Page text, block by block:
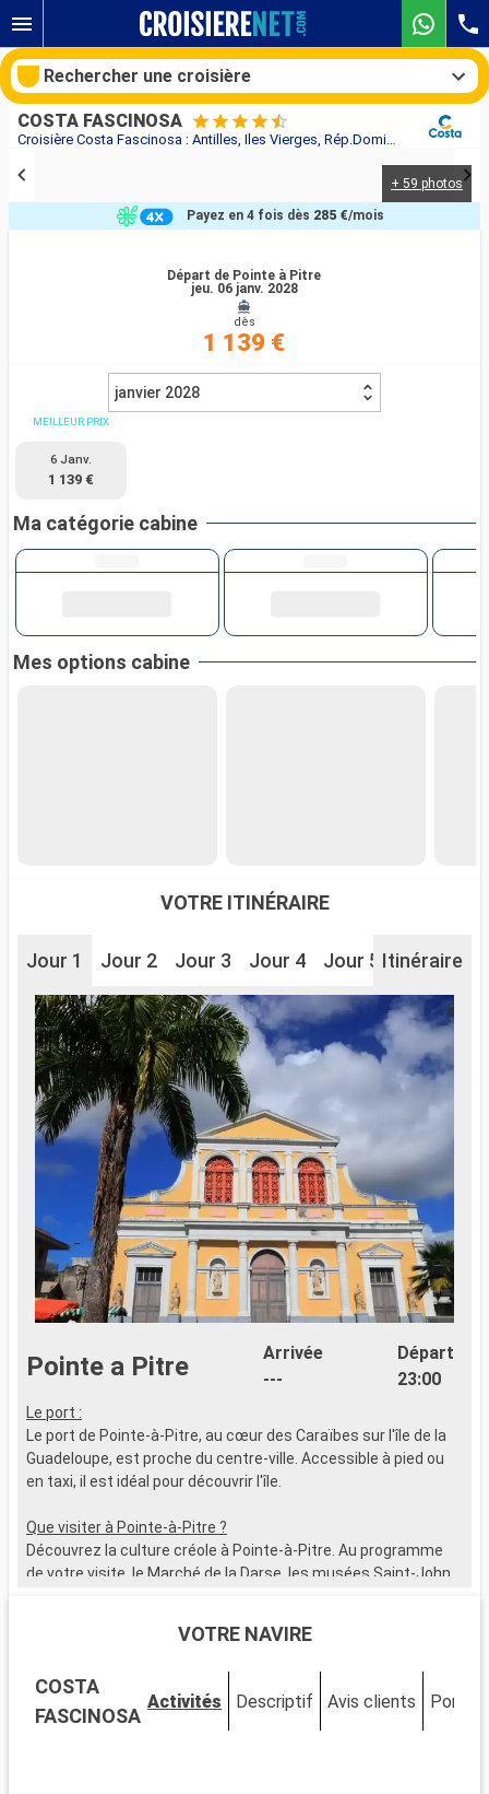
Croisière Costa Fascinosa : Antilles, Iles Vierges, Rép.Dominicaine, Turks et Caicos au départ de Pointe à Pitre
COSTA FASCINOSA
+ 59 photos
Départ de Pointe à Pitre
jeu. 06 janv. 2028
dès
1 139 €
Payez en 4 fois dès 285 €/mois
janvier 2028
MEILLEUR PRIX
6 Janv.
1 139 €
Ma catégorie cabine
Mes options cabine
VOTRE ITINÉRAIRE
Jour 1 Jour 2 Jour 3 Jour 4 Jour 5 Jour 6
Itinéraire
Pointe a Pitre
Arrivée
---
Départ
23:00
Le port :
Le port de Pointe-à-Pitre, au cœur des Caraïbes sur l'île de la
Guadeloupe, est proche du centre-ville. Accessible à pied ou
en taxi, il est idéal pour découvrir l'île.
Que visiter à Pointe-à-Pitre ?
Découvrez la culture créole à Pointe-à-Pitre. Au programme
de votre visite, le Marché de la Darse, les musées Saint-John
Autour de Pointe-à-Pitre, les sites à explorer ne manquent pas
: les Chutes du Carbet, la plage de Gosier, le Parc National de la
Guadeloupe, les ruines du Fort Fleur d'Épée...
VOTRE NAVIRE
COSTA
FASCINOSA
Activités Descriptif Avis clients Ponts
Rechercher une croisière
Compagnies
Rechercher